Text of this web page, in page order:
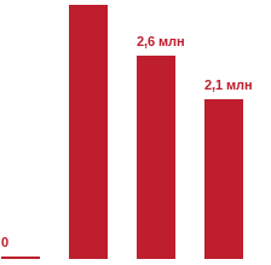
0
2,6 млн
2,1 млн